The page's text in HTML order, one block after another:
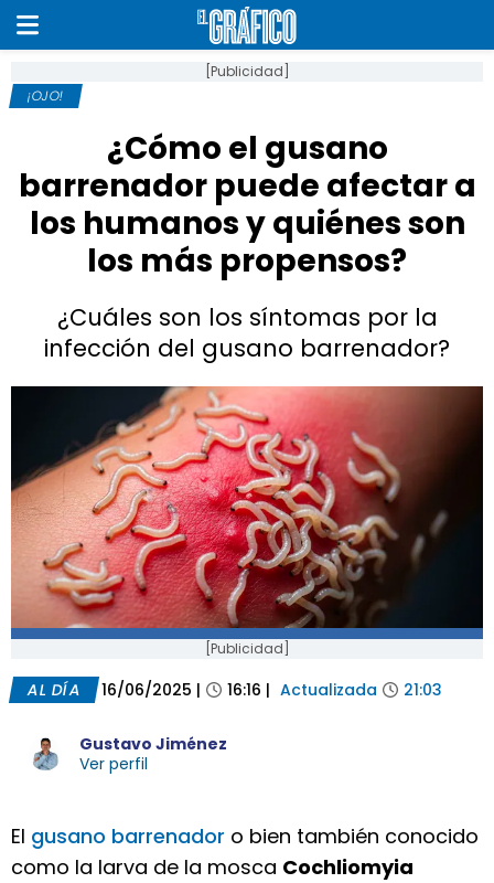
[Publicidad]
¡OJO!
¿Cómo el gusano
barrenador puede afectar a
los humanos y quiénes son
los más propensos?
¿Cuáles son los síntomas por la
infección del gusano barrenador?
[Publicidad]
AL DÍA 16/06/2025 | 16:16 | Actualizada 21:03
Gustavo Jiménez
Ver perfil
El gusano barrenador o bien también conocido
como la larva de la mosca Cochliomyia